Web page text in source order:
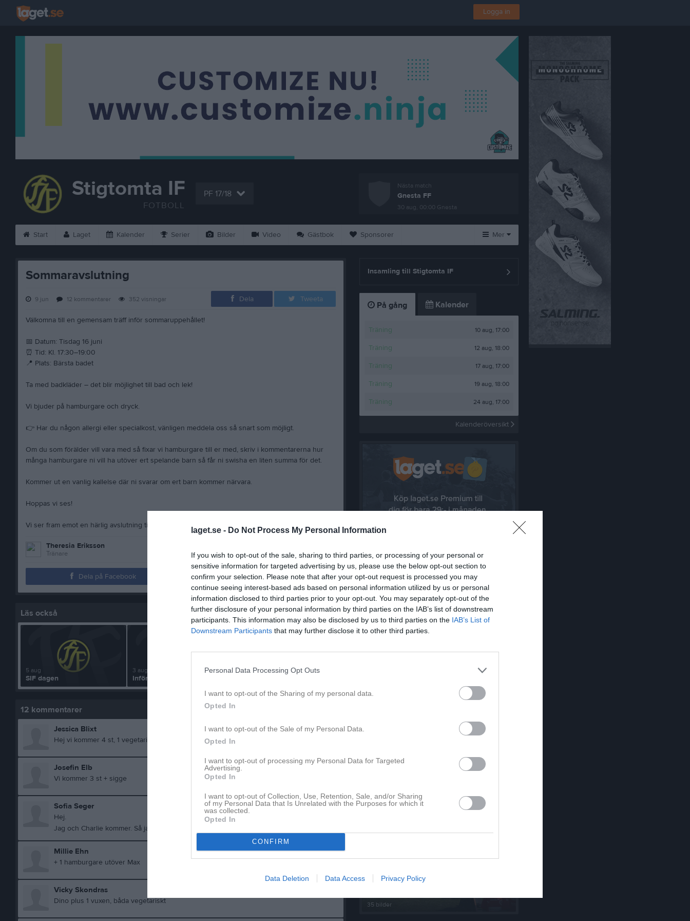
laget.se - Do Not Process My Personal Information
If you wish to opt-out of the sale, sharing to third parties, or processing of your personal or
sensitive information for targeted advertising by us, please use the below opt-out section to
confirm your selection. Please note that after your opt-out request is processed you may
continue seeing interest-based ads based on personal information utilized by us or personal
information disclosed to third parties prior to your opt-out. You may separately opt-out of the
further disclosure of your personal information by third parties on the IAB’s list of downstream
participants. This information may also be disclosed by us to third parties on the IAB’s List of
Downstream Participants that may further disclose it to other third parties.
Personal Data Processing Opt Outs
I want to opt-out of the Sharing of my personal data.
Opted In
I want to opt-out of the Sale of my Personal Data.
Opted In
I want to opt-out of processing my Personal Data for Targeted
Advertising.
Opted In
I want to opt-out of Collection, Use, Retention, Sale, and/or Sharing
of my Personal Data that Is Unrelated with the Purposes for which it
was collected.
Opted In
CONFIRM
Data Deletion Data Access Privacy Policy
Logga in
Stigtomta IF
FOTBOLL
PF 17/18
Nästa match
Gnesta FF
30 aug, 00:00 Gnesta
Start Laget Kalender Serier Bilder Video Gästbok Sponsorer Mer
Huvudmeny
Dokument
Besökarstatistik
Sommaravslutning
9 jun 12 kommentarer 352 visningar Dela Tweeta
Välkomna till en gemensam träff inför sommaruppehållet!
📅 Datum: Tisdag 16 juni
⏰ Tid: Kl. 17:30–19:00
📍 Plats: Bärsta badet
Ta med badkläder – det blir möjlighet till bad och lek!
Vi bjuder på hamburgare och dryck.
👉 Har du någon allergi eller specialkost, vänligen meddela oss så snart som möjligt.
Om du som förälder vill vara med så fixar vi hamburgare till er med, skriv i kommentarerna hur
många hamburgare ni vill ha utöver ert spelande barn så får ni swisha en liten summa för det.
Kommer ut en vanlig kallelse där ni svarar om ert barn kommer närvara.
Hoppas vi ses!
Vi ser fram emot en härlig avslutning tillsammans!
Theresia Eriksson
Tränare
Dela på Facebook Dela på Twitter
Läs också
5 aug
SIF dagen
3 aug
Inför lördag fotografering
18 jul
12 kommentarer
14 jun
Jessica Blixt
Hej vi kommer 4 st, 1 vegetarian 🤗
Josefin Elb
Vi kommer 3 st + sigge
14 jun
Sofia Seger
Hej.
Jag och Charlie kommer. Så jag plus Charlie 👍
14 jun
Millie Ehn
+ 1 hamburgare utöver Max
Vicky Skondras
Dino plus 1 vuxen, båda vegetariskt
Insamling till Stigtomta IF
På gång Kalender
Träning 10 aug, 17:00
Träning 12 aug, 18:00
Träning 17 aug, 17:00
Träning 19 aug, 18:00
Träning 24 aug, 17:00
Kalenderöversikt
Nyheter från föreningen
Schema för SIF-dagen!
5 aug
Byta fotbollsskor
Senast uppladdade video
35 bilder